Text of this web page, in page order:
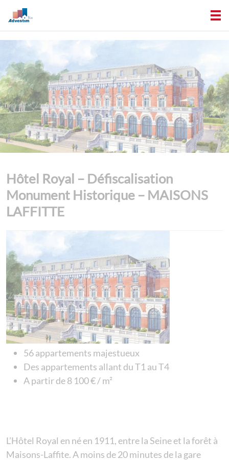
Hôtel Royal – Défiscalisation
Monument Historique – MAISONS
LAFFITTE
56 appartements majestueux
Des appartements allant du T1 au T4
A partir de 8 100 € / m²
L’Hôtel Royal en né en 1911, entre la Seine et la forêt à
Maisons-Laffite. A moins de 20 minutes de la gare